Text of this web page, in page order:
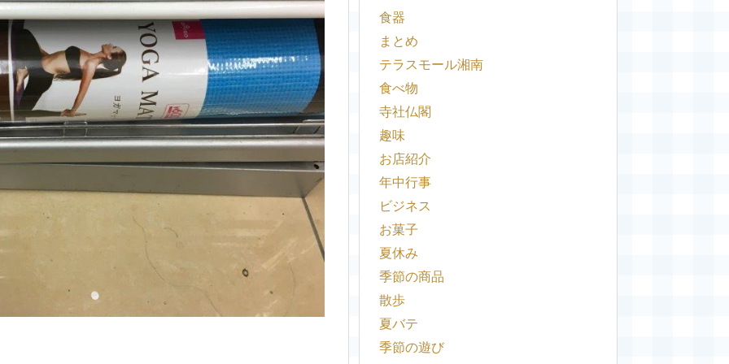
食器
まとめ
テラスモール湘南
食べ物
寺社仏閣
趣味
お店紹介
年中行事
ビジネス
お菓子
夏休み
季節の商品
散歩
夏バテ
季節の遊び